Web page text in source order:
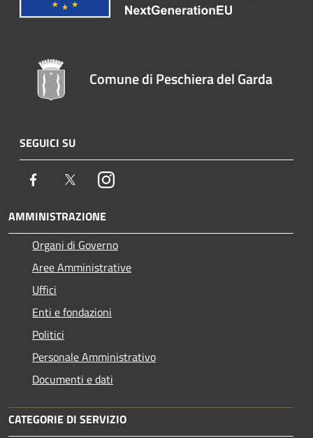
Comune di Peschiera del Garda
SEGUICI SU
Facebook TwitterInstagram
AMMINISTRAZIONE
Organi di Governo
Aree Amministrative
Uffici
Enti e fondazioni
Politici
Personale Amministrativo
Documenti e dati
CATEGORIE DI SERVIZIO